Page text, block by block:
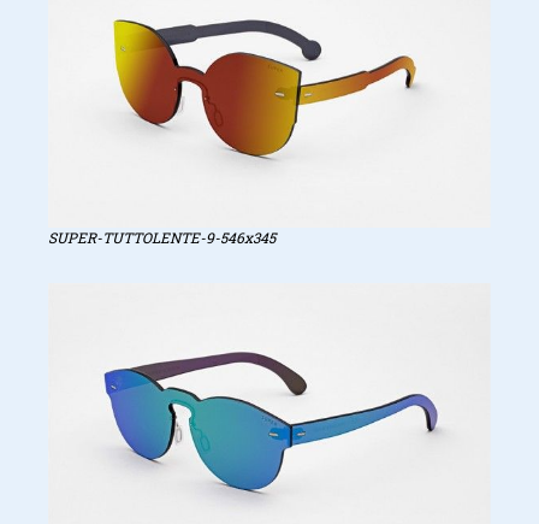
SUPER-TUTTOLENTE-9-546x345